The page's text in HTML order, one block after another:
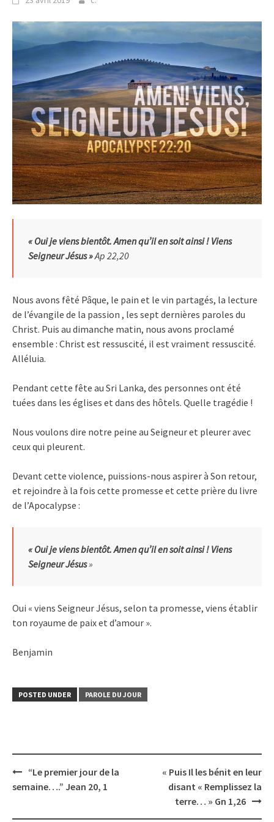
« Oui je viens bientôt. Amen qu’il en soit ainsi ! Viens
Seigneur Jésus »Ap 22,20
Nous avons fêté Pâque, le pain et le vin partagés, la lecture
de l’évangile de la passion , les sept dernières paroles du
Christ. Puis au dimanche matin, nous avons proclamé
ensemble : Christ est ressuscité, il est vraiment ressuscité.
Alléluia.
Pendant cette fête au Sri Lanka, des personnes ont été
tuées dans les églises et dans des hôtels. Quelle tragédie !
Nous voulons dire notre peine au Seigneur et pleurer avec
ceux qui pleurent.
Devant cette violence, puissions-nous aspirer à Son retour,
et rejoindre à la fois cette promesse et cette prière du livre
de l’Apocalypse :
« Oui je viens bientôt. Amen qu’il en soit ainsi ! Viens
Seigneur Jésus»
Oui « viens Seigneur Jésus, selon ta promesse, viens établir
ton royaume de paix et d’amour ».
Benjamin
POSTED UNDER PAROLE DU JOUR
Post
navigation
“Le premier jour de la
semaine….” Jean 20, 1
« Puis Il les bénit en leur
disant « Remplissez la
terre… » Gn 1,26